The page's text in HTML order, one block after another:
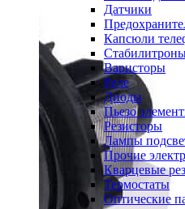
Датчики
Капсюли
Варисторы
Реле
Диоды
Пьезо
Резисторы
Лампы
Прочие
Кварцевые
Термостаты
Оптические